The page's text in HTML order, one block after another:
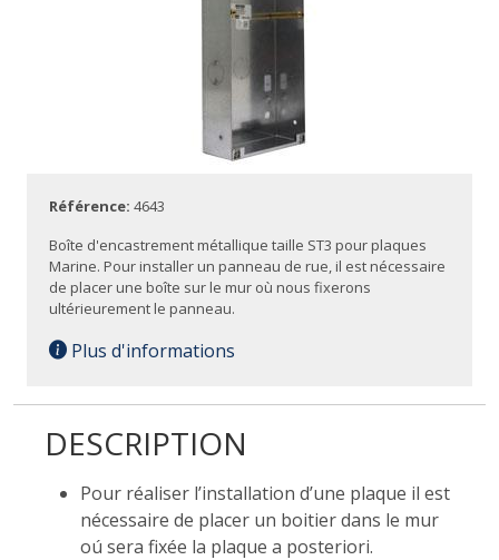
Référence: 4643
Boîte d'encastrement métallique taille ST3 pour plaques
Marine. Pour installer un panneau de rue, il est nécessaire
de placer une boîte sur le mur où nous fixerons
ultérieurement le panneau.
Plus d'informations
DESCRIPTION
Pour réaliser l’installation d’une plaque il est
nécessaire de placer un boitier dans le mur
oú sera fixée la plaque a posteriori.